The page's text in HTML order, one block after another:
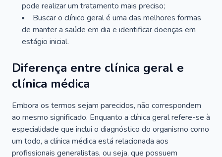
pode realizar um tratamento mais preciso;
Buscar o clínico geral é uma das melhores formas
de manter a saúde em dia e identificar doenças em
estágio inicial.
Diferença entre clínica geral e
clínica médica
Embora os termos sejam parecidos, não correspondem
ao mesmo significado. Enquanto a clínica geral refere-se à
especialidade que inclui o diagnóstico do organismo como
um todo, a clínica médica está relacionada aos
profissionais generalistas, ou seja, que possuem